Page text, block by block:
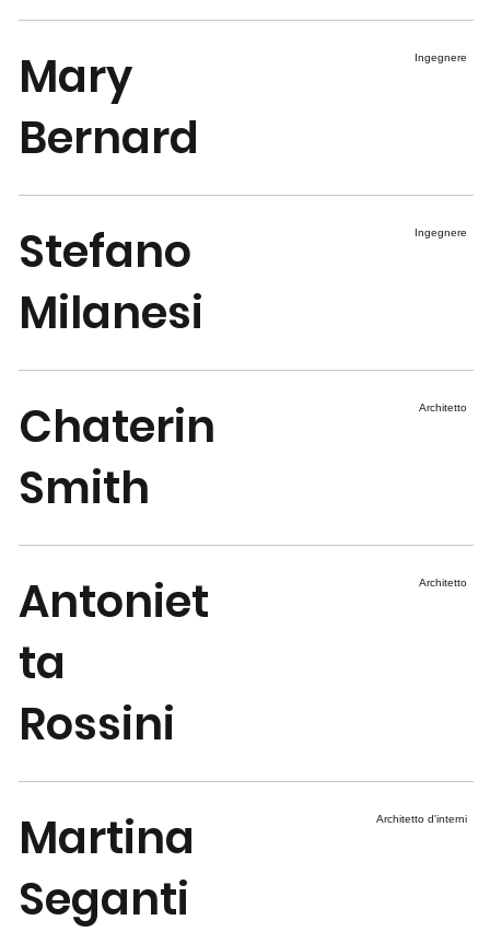
Mary
Bernard
Ingegnere
Stefano
Milanesi
Ingegnere
Chaterin
Smith
Architetto
Antoniet
ta
Rossini
Architetto
Martina
Seganti
Architetto d'interni